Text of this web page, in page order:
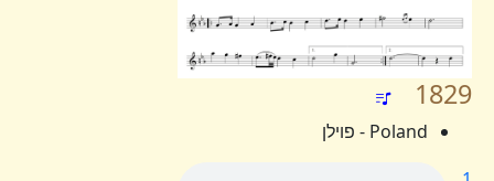
1829
Poland - פוילן